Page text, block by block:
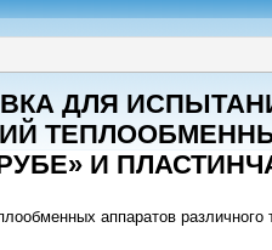
ДЛЯ
И
аппаратов различного